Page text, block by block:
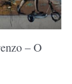
– O